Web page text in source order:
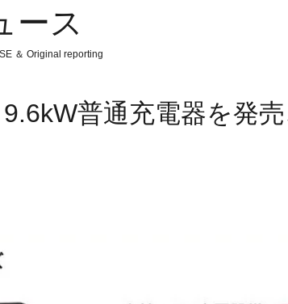
ース
＆ Original reporting
普通充電器を発